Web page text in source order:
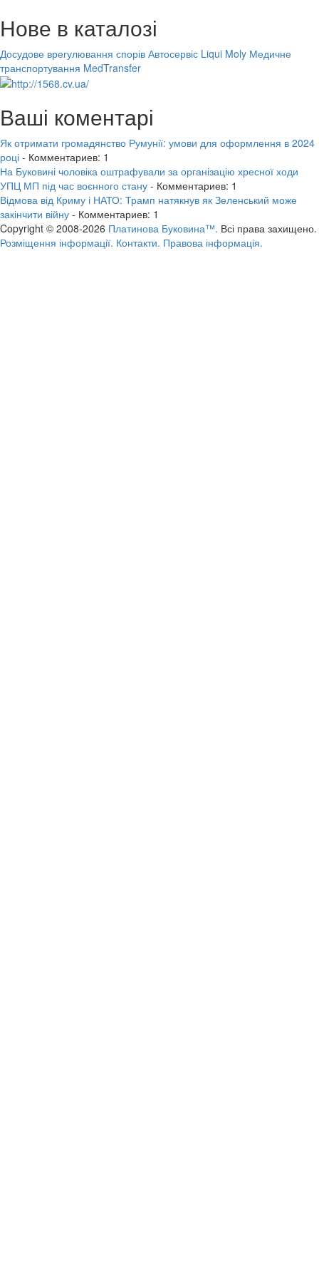
Нове в каталозі
Досудове врегулювання спорів Автосервіс Liqui Moly Медичне
транспортування MedTransfer
Ваші коментарі
Як отримати громадянство Румунії: умови для оформлення в 2024
році - Комментариев: 1
На Буковині чоловіка оштрафували за організацію хресної ходи
УПЦ МП під час воєнного стану - Комментариев: 1
Відмова від Криму і НАТО: Трамп натякнув як Зеленський може
закінчити війну - Комментариев: 1
Copyright © 2008-2026 Платинова Буковина™. Всі права захищено.
Розміщення інформації. Контакти. Правова інформація.